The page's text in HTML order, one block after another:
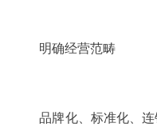
明确经营范畴
品牌化、标准化、